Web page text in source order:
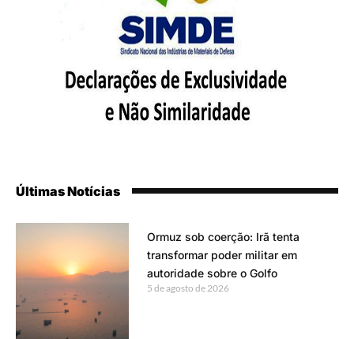
Últimas Notícias
Ormuz sob coerção: Irã tenta
transformar poder militar em
autoridade sobre o Golfo
5 de agosto de 2026